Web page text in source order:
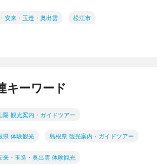
安来・玉造・奥出雲 松江市
キーワード
陽 観光案内・ガイドツアー
県 体験観光 島根県 観光案内・ガイドツアー
来・玉造・奥出雲 体験観光